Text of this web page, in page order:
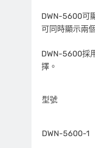
DWN-5600可
可同時顯示兩
DWN-5600採
擇。
型號
DWN-5600-1